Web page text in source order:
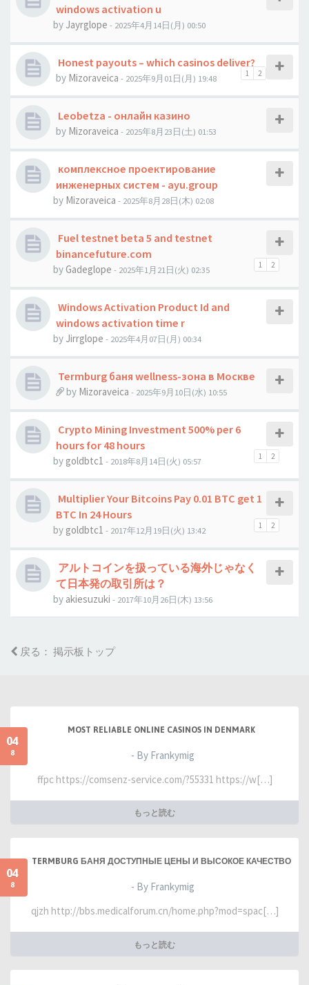
windows activation u
by Jауrglope - 2025年4月14日(月) 00:50
Honest payouts – which casinos deliver?
1 2
by Mizoraveica - 2025年9月01日(月) 19:48
Leobetza - онлайн казино
by Mizoraveica - 2025年8月23日(土) 01:53
комплексное проектирование
инженерных систем - ayu.group
by Mizoraveica - 2025年8月28日(木) 02:08
Fuel testnet beta 5 and testnet
binancefuture.com
1 2
by Gadeglope - 2025年1月21日(火) 02:35
Windows Activation Product Id and
windows activation time r
by Jirrglope - 2025年4月07日(月) 00:34
Termburg баня wellness-зона в Москве
by Mizoraveica - 2025年9月10日(水) 10:55
Crypto Mining Investment 500% per 6
hours for 48 hours
1 2
by goldbtc1 - 2018年8月14日(火) 05:57
Multiplier Your Bitcoins Pay 0.01 BTC get 1
BTC In 24 Hours
1 2
by goldbtc1 - 2017年12月19日(火) 13:42
アルトコインを扱っている海外じゃなく
て日本発の取引所は？
by akiesuzuki - 2017年10月26日(木) 13:56
戻る： 掲示板トップ
04
8
MOST RELIABLE ONLINE CASINOS IN DENMARK
- By Frankymig
ffpc https://comsenz-service.com/?55331 https://w[…]
もっと読む
04
8
TERMBURG БАНЯ ДОСТУПНЫЕ ЦЕНЫ И ВЫСОКОЕ КАЧЕСТВО
- By Frankymig
qjzh http://bbs.medicalforum.cn/home.php?mod=spac[…]
もっと読む